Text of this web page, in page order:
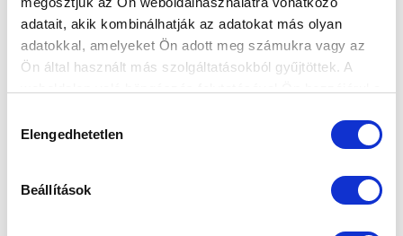
adatait, akik kombinálhatják az adatokat más olyan
adatokkal, amelyeket Ön adott meg számukra vagy az
Ön által használt más szolgáltatásokból gyűjtöttek. A
kiválasztása
Elengedhetetlen
Beállítások